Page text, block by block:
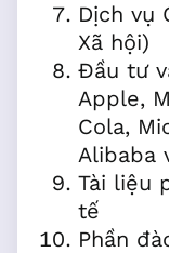
Dịch vụ
Xã hội)
Đầu tư
Apple,
Cola,
Alibaba
Tài liệu
tế
Phần